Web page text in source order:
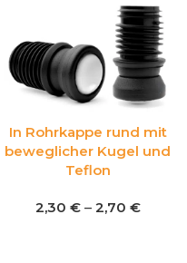
In Rohrkappe rund mit
beweglicher Kugel und
Teflon
2,30 € – 2,70 €